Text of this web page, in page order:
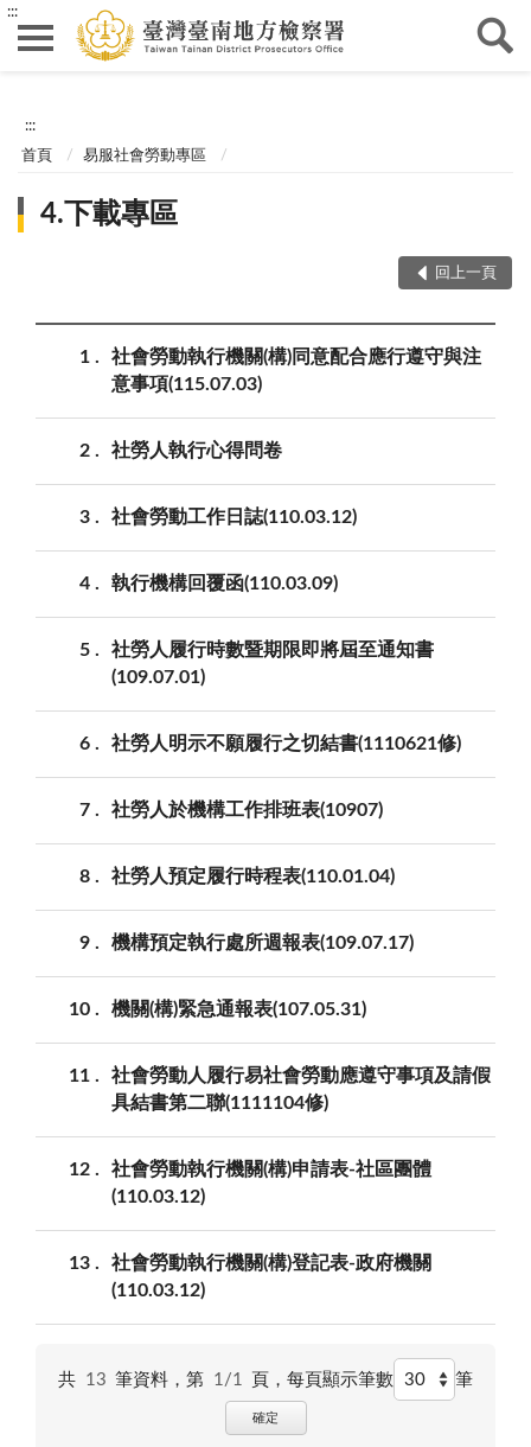
:::
:::
首頁 易服社會勞動專區
4.下載專區
回上一頁
1
社會勞動執行機關(構)同意配合應行遵守與注
意事項(115.07.03)
2 社勞人執行心得問卷
3 社會勞動工作日誌(110.03.12)
4 執行機構回覆函(110.03.09)
5
社勞人履行時數暨期限即將屆至通知書
(109.07.01)
6 社勞人明示不願履行之切結書(1110621修)
7 社勞人於機構工作排班表(10907)
8 社勞人預定履行時程表(110.01.04)
9 機構預定執行處所週報表(109.07.17)
10 機關(構)緊急通報表(107.05.31)
11
社會勞動人履行易社會勞動應遵守事項及請假
具結書第二聯(1111104修)
12
社會勞動執行機關(構)申請表-社區團體
(110.03.12)
13
社會勞動執行機關(構)登記表-政府機關
(110.03.12)
共 13 筆資料，第 1/1 頁，每頁顯示筆數 筆
確定